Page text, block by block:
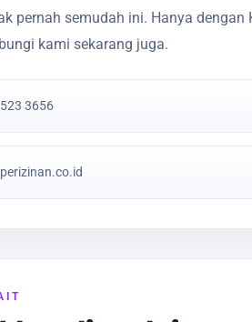
pernah semudah ini. Hanya
kami sekarang juga.
3656